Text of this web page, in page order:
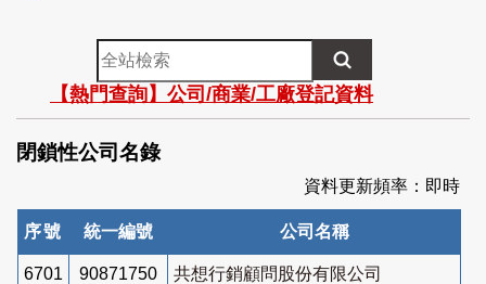
全
站
檢
索
【熱門查詢】公司/商業/工廠登記資料
閉鎖性公司名錄
資料更新頻率：即時
序號 統一編號 公司名稱
6701 90871750 共想行銷顧問股份有限公司